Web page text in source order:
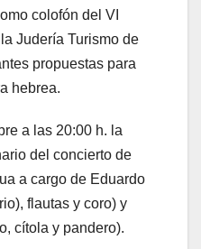
colofón del VI
Judería Turismo de
propuestas para
hebrea.
a las 20:00 h. la
del concierto de
a cargo de Eduardo
flautas y coro) y
cítola y pandero).